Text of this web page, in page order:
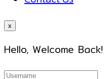
x
Hello, Welcome Back!